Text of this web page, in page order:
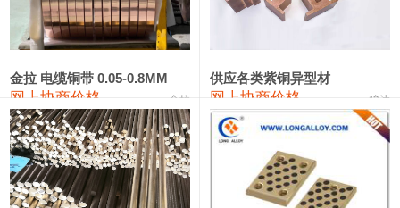
R410A专用紫铜管 113,700—113,700
铸造铝合金锭(A380） 26,300—26,500 26,400 100
铝合金ADC12 24,200—24,400 100
铸造铝合金锭(ZL102) 24,300—24,500 24,400
金拉 电缆铜带 0.05-0.8MM
网上协商价格 金拉
供应各类紫铜异型材
网上协商价格 骏达